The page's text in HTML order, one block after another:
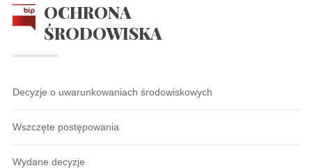
OCHRONA
ŚRODOWISKA
Decyzje o uwarunkowaniach środowiskowych
Wszczęte postępowania
Wydane decyzje